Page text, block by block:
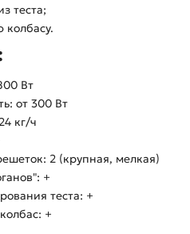
теста;
Вт
от 300 Вт
кг/ч
2 (крупная, мелкая)
+
теста: +
+